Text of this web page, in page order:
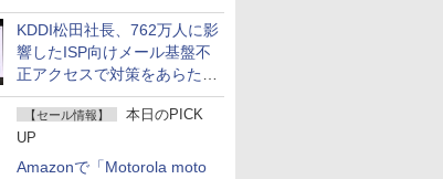
KDDI松田社長、762万人に影
響したISP向けメール基盤不
正アクセスで対策をあらため
て説明
【セール情報】
本日のPICK
UP
Amazonで「Motorola moto